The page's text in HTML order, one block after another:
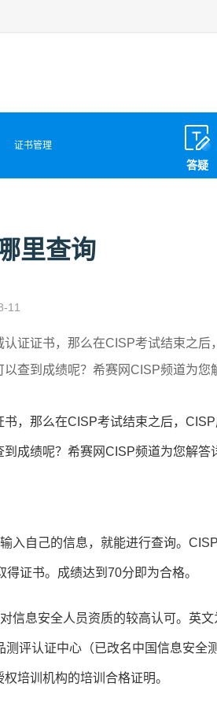
证书管理
答疑
里查询
11
证证书，那么在CISP考试结束之
查到成绩呢？希赛网CISP频道为您
，那么在CISP考试结束之后，
成绩呢？希赛网CISP频道为您解答
入自己的信息，就能进行查询。
证书。成绩达到70分即为合格。
信息安全人员资质的较高认可。英
评认证中心（已改名中国信息安全
培训机构的培训合格证明。